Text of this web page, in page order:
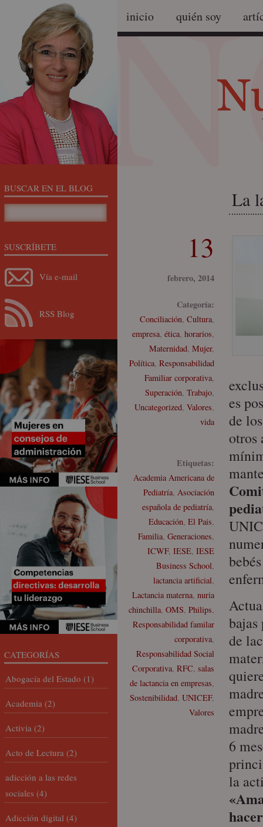
inicio quién soy
La
13
febrero, 2014
Categoría:
Conciliación, Cultura,
empresa, ética, horarios,
Maternidad, Mujer,
Política, Responsabilidad
Familiar corporativa,
Superación, Trabajo,
Uncategorized, Valores,
vida
Etiquetas:
Academia Americana de
Pediatría, Asociación
española de pediatría,
Educación, El Pais,
Familia, Generaciones,
ICWF, IESE, IESE
Business School,
lactancia artificial,
Lactancia materna, nuria
chinchilla, OMS, Philips,
Responsabilidad familar
corporativa,
Responsabilidad Social
Corporativa, RFC, salas
de lactancia en empresas,
Sostenibilidad, UNICEF,
Valores
es
de
otros
bajas
de
6
la
BUSCAR EN EL BLOG
SUSCRÍBETE
Vía e-mail
RSS Blog
CATEGORÍAS
Abogacía del Estado (1)
Academia (2)
Activia (2)
Acto de Lectura (2)
adicción a las redes
sociales (4)
Adicción digital (4)